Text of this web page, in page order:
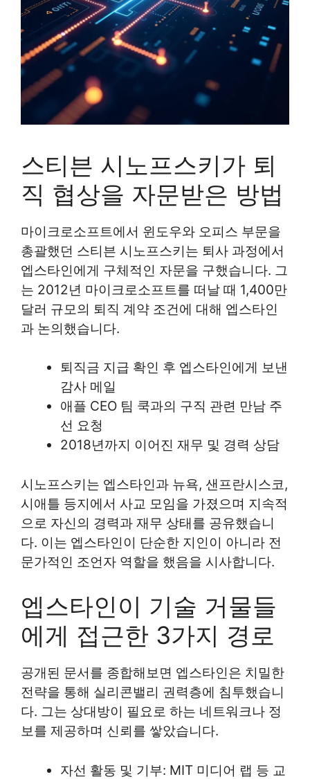
스티븐 시노프스키가 퇴
직 협상을 자문받은 방법
마이크로소프트에서 윈도우와 오피스 부문을
총괄했던 스티븐 시노프스키는 퇴사 과정에서
엡스타인에게 구체적인 자문을 구했습니다. 그
는 2012년 마이크로소프트를 떠날 때 1,400만
달러 규모의 퇴직 계약 조건에 대해 엡스타인
과 논의했습니다.
퇴직금 지급 확인 후 엡스타인에게 보낸
감사 메일
애플 CEO 팀 쿡과의 구직 관련 만남 주
선 요청
2018년까지 이어진 재무 및 경력 상담
시노프스키는 엡스타인과 뉴욕, 샌프란시스코,
시애틀 등지에서 사교 모임을 가졌으며 지속적
으로 자신의 경력과 재무 상태를 공유했습니
다. 이는 엡스타인이 단순한 지인이 아니라 전
문가적인 조언자 역할을 했음을 시사합니다.
엡스타인이 기술 거물들
에게 접근한 3가지 경로
공개된 문서를 종합해보면 엡스타인은 치밀한
전략을 통해 실리콘밸리 권력층에 침투했습니
다. 그는 상대방이 필요로 하는 네트워크나 정
보를 제공하며 신뢰를 쌓았습니다.
자선 활동 및 기부: MIT 미디어 랩 등 교